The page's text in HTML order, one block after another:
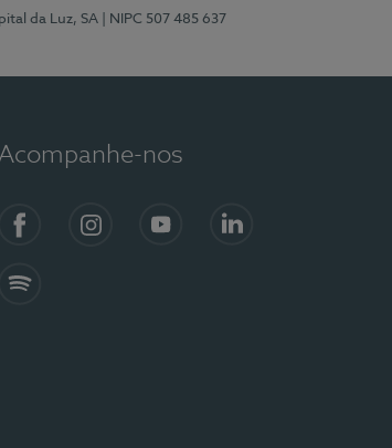
da Luz, SA | NIPC 507 485 637
nos